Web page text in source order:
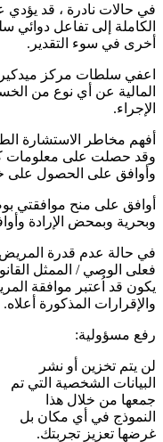
في حالات نادرة ، قد
الكاملة إلى تفاعل دوائي
أخرى في سوء التقدير.
اعفي سلطات مركز ميدكير
المالية عن أي نوع من
الإجراء.
أفهم مخاطر الاستشارة
وقد حصلت على معلومات
وأوافق على الحصول على
أوافق على منح موافقتي
وبحرية وبمحض الإرادة
في حالة عدم قدرة المريض
فعلى الوصي / الممثل
يكون قد اُعتبر موافقة
والإقرارات المذكورة أعلاه.
رفع مسؤولية:
لن يتم تخزين أو نشر
البيانات الشخصية التي تم
جمعها من خلال هذا
النموذج في أي مكان بل
غرضها تعزيز تجربتك.